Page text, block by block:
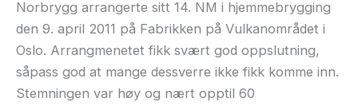
Norbrygg arrangerte sitt 14. NM i hjemmebrygging
den 9. april 2011 på Fabrikken på Vulkanområdet i
Oslo. Arrangmenetet fikk svært god oppslutning,
såpass god at mange dessverre ikke fikk komme inn.
Stemningen var høy og nært opptil 60